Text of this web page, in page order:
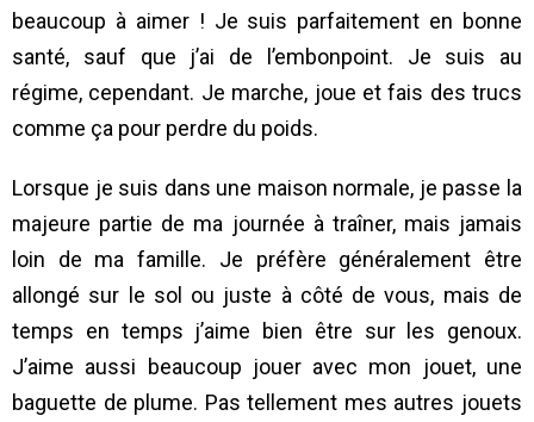
beaucoup à aimer ! Je suis parfaitement en bonne
santé, sauf que j’ai de l’embonpoint. Je suis au
régime, cependant. Je marche, joue et fais des trucs
comme ça pour perdre du poids.
Lorsque je suis dans une maison normale, je passe la
majeure partie de ma journée à traîner, mais jamais
loin de ma famille. Je préfère généralement être
allongé sur le sol ou juste à côté de vous, mais de
temps en temps j’aime bien être sur les genoux.
J’aime aussi beaucoup jouer avec mon jouet, une
baguette de plume. Pas tellement mes autres jouets